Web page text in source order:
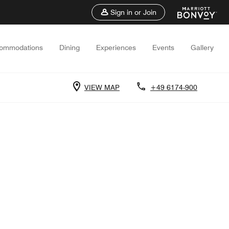
Sign in or Join
Dining Experiences Events Gallery
VIEW MAP +49 6174-900